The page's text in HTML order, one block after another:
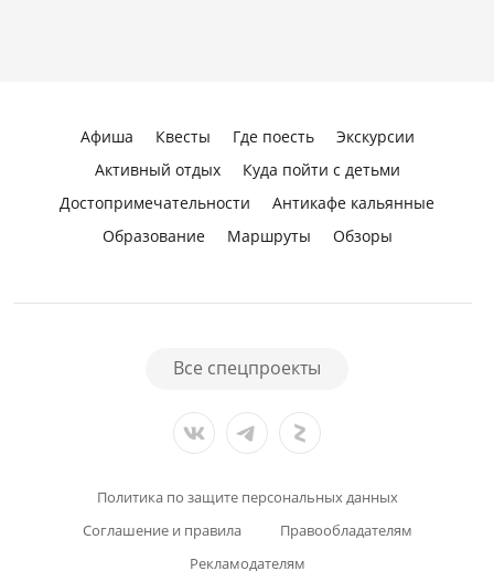
Афиша Квесты Где поесть
Экскурсии
Активный отдых
Куда пойти с детьми
Достопримечательности
Антикафе кальянные
Образование
Маршруты Обзоры
Все спецпроекты
Политика по защите персональных данных
Соглашение и правила
Правообладателям
Рекламодателям